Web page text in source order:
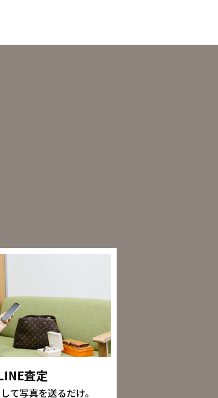
査定
て写真を送るだけ。